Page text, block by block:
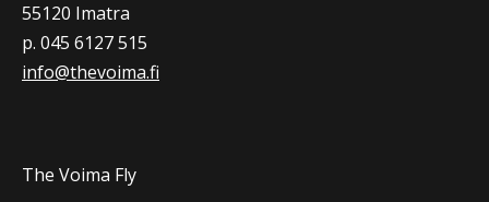
55120 Imatra
p. 045 6127 515
info@thevoima.fi
The Voima Fly